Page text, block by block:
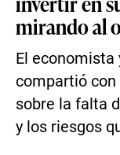
mirando al
El
compartió con
sobre la falta
y los riesgos